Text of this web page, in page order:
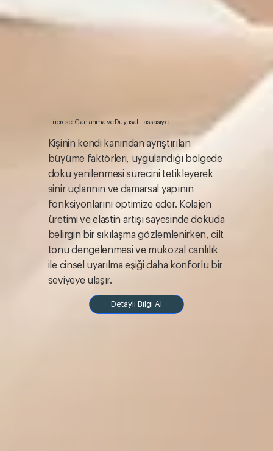
Hücresel Canlanma ve Duyusal Hassasiyet
Kişinin kendi kanından ayrıştırılan
büyüme faktörleri, uygulandığı bölgede
doku yenilenmesi sürecini tetikleyerek
sinir uçlarının ve damarsal yapının
fonksiyonlarını optimize eder. Kolajen
üretimi ve elastin artışı sayesinde dokuda
belirgin bir sıkılaşma gözlemlenirken, cilt
tonu dengelenmesi ve mukozal canlılık
ile cinsel uyarılma eşiği daha konforlu bir
seviyeye ulaşır.
Detaylı Bilgi Al